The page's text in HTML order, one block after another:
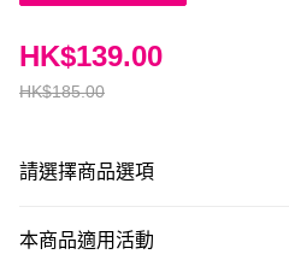
HK$185.00
HK$139.00
請選擇商品選項
本商品適用活動